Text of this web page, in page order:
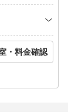
。
に変更可能
ださい。
・料金確認